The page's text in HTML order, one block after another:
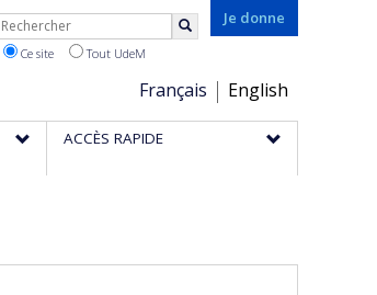
Je donne
Choix
de
la
Français English
Ce site Tout UdeM
ACCÈS RAPIDE